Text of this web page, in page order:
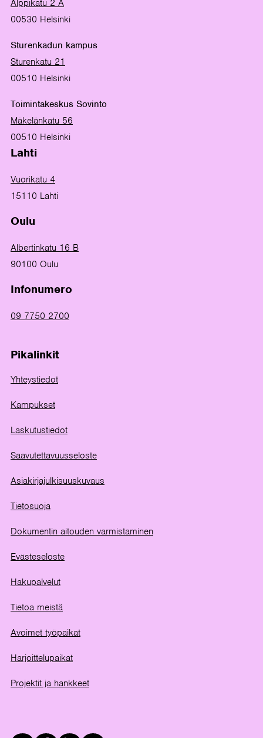
Alppikatu 2 A
00530 Helsinki
Sturenkadun kampus
Sturenkatu 21
00510 Helsinki
Toimintakeskus Sovinto
Mäkelänkatu 56
00510 Helsinki
Lahti
Vuorikatu 4
15110 Lahti
Oulu
Albertinkatu 16 B
90100 Oulu
Infonumero
09 7750 2700
Pikalinkit
Yhteystiedot
Kampukset
Laskutustiedot
Saavutettavuusseloste
Asiakirjajulkisuuskuvaus
Tietosuoja
Dokumentin aitouden varmistaminen
Evästeseloste
Hakupalvelut
Tietoa meistä
Avoimet työpaikat
Harjoittelupaikat
Projektit ja hankkeet